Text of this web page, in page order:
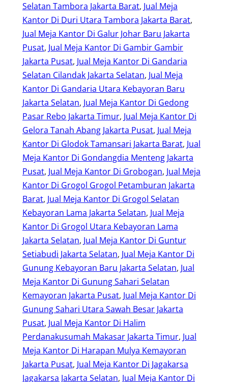
Selatan Tambora Jakarta Barat, Jual Meja
Kantor Di Duri Utara Tambora Jakarta Barat
Jual Meja Kantor Di Galur Johar Baru Jakarta
Pusat, Jual Meja Kantor Di Gambir Gambir
Jakarta Pusat, Jual Meja Kantor Di Gandaria
Selatan Cilandak Jakarta Selatan, Jual Meja
Kantor Di Gandaria Utara Kebayoran Baru
Jakarta Selatan, Jual Meja Kantor Di Gedong
Pasar Rebo Jakarta Timur, Jual Meja Kantor Di
Gelora Tanah Abang Jakarta Pusat, Jual Meja
Kantor Di Glodok Tamansari Jakarta Barat, Jual
Meja Kantor Di Gondangdia Menteng Jakarta
Pusat, Jual Meja Kantor Di Grobogan, Jual Meja
Kantor Di Grogol Grogol Petamburan Jakarta
Barat, Jual Meja Kantor Di Grogol Selatan
Kebayoran Lama Jakarta Selatan, Jual Meja
Kantor Di Grogol Utara Kebayoran Lama
Jakarta Selatan, Jual Meja Kantor Di Guntur
Setiabudi Jakarta Selatan, Jual Meja Kantor Di
Gunung Kebayoran Baru Jakarta Selatan, Jual
Meja Kantor Di Gunung Sahari Selatan
Kemayoran Jakarta Pusat, Jual Meja Kantor Di
Gunung Sahari Utara Sawah Besar Jakarta
Pusat, Jual Meja Kantor Di Halim
Perdanakusumah Makasar Jakarta Timur, Jual
Meja Kantor Di Harapan Mulya Kemayoran
Jakarta Pusat, Jual Meja Kantor Di Jagakarsa
Jagakarsa Jakarta Selatan, Jual Meja Kantor Di